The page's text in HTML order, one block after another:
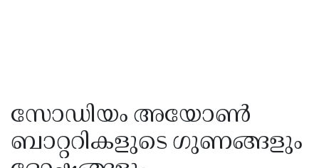
സോഡിയം അയോൺ
ബാറ്ററികളുടെ ഗുണങ്ങളും